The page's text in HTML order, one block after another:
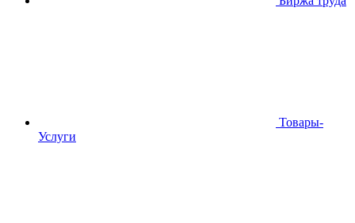
Товары-
Услуги